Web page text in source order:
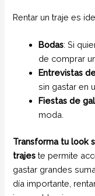
Rentar un traje es
Bodas: Si
de comprar
Entrevistas
sin gastar en
Fiestas de
moda.
Transforma tu look
trajes te permite
gastar grandes
día importante,